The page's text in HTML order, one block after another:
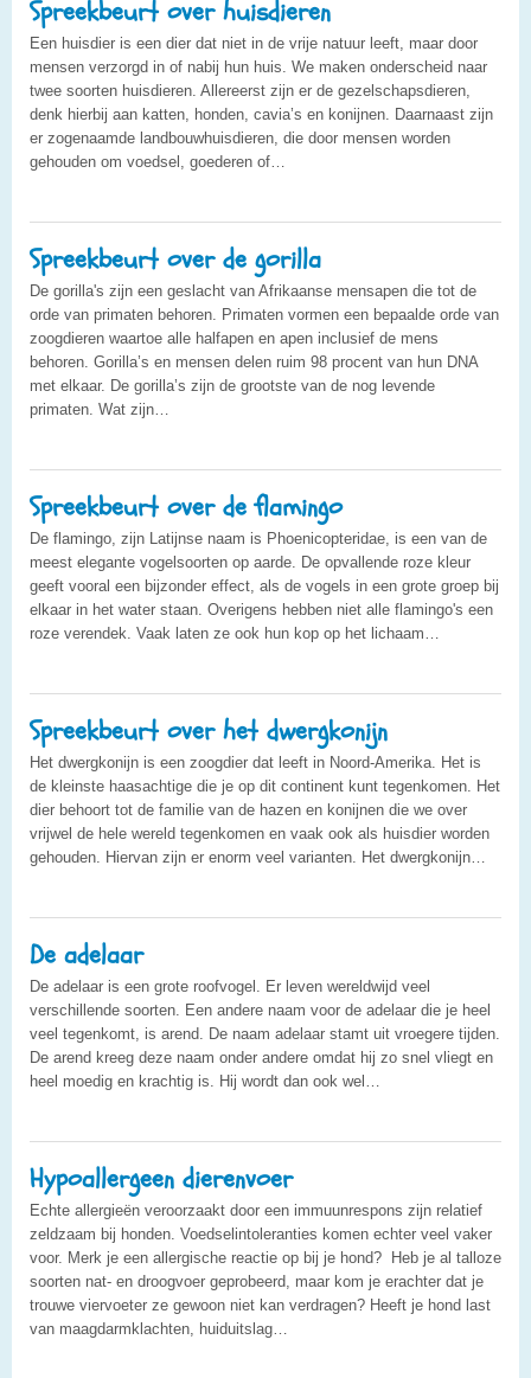
Spreekbeurt over huisdieren
Een huisdier is een dier dat niet in de vrije natuur leeft, maar door
mensen verzorgd in of nabij hun huis. We maken onderscheid naar
twee soorten huisdieren. Allereerst zijn er de gezelschapsdieren,
denk hierbij aan katten, honden, cavia’s en konijnen. Daarnaast zijn
er zogenaamde landbouwhuisdieren, die door mensen worden
gehouden om voedsel, goederen of…
Spreekbeurt over de gorilla
De gorilla's zijn een geslacht van Afrikaanse mensapen die tot de
orde van primaten behoren. Primaten vormen een bepaalde orde van
zoogdieren waartoe alle halfapen en apen inclusief de mens
behoren. Gorilla’s en mensen delen ruim 98 procent van hun DNA
met elkaar. De gorilla’s zijn de grootste van de nog levende
primaten. Wat zijn…
Spreekbeurt over de flamingo
De flamingo, zijn Latijnse naam is Phoenicopteridae, is een van de
meest elegante vogelsoorten op aarde. De opvallende roze kleur
geeft vooral een bijzonder effect, als de vogels in een grote groep bij
elkaar in het water staan. Overigens hebben niet alle flamingo's een
roze verendek. Vaak laten ze ook hun kop op het lichaam…
Spreekbeurt over het dwergkonijn
Het dwergkonijn is een zoogdier dat leeft in Noord-Amerika. Het is
de kleinste haasachtige die je op dit continent kunt tegenkomen. Het
dier behoort tot de familie van de hazen en konijnen die we over
vrijwel de hele wereld tegenkomen en vaak ook als huisdier worden
gehouden. Hiervan zijn er enorm veel varianten. Het dwergkonijn…
De adelaar
De adelaar is een grote roofvogel. Er leven wereldwijd veel
verschillende soorten. Een andere naam voor de adelaar die je heel
veel tegenkomt, is arend. De naam adelaar stamt uit vroegere tijden.
De arend kreeg deze naam onder andere omdat hij zo snel vliegt en
heel moedig en krachtig is. Hij wordt dan ook wel…
Hypoallergeen dierenvoer
Echte allergieën veroorzaakt door een immuunrespons zijn relatief
zeldzaam bij honden. Voedselintoleranties komen echter veel vaker
voor. Merk je een allergische reactie op bij je hond? Heb je al talloze
soorten nat- en droogvoer geprobeerd, maar kom je erachter dat je
trouwe viervoeter ze gewoon niet kan verdragen? Heeft je hond last
van maagdarmklachten, huiduitslag…